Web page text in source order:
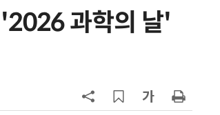
과학의 날'
6
트럼프, '반도체 핵심 원료' 폴리실리
분기 사상 최대 매출